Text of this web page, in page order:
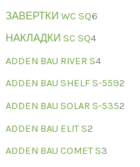
ЗАВЕРТКИ WC SQ6
НАКЛАДКИ SC SQ4
ADDEN BAU RIVER S4
ADDEN BAU SHELF S-5592
ADDEN BAU SOLAR S-5352
ADDEN BAU ELIT S2
ADDEN BAU COMET S3